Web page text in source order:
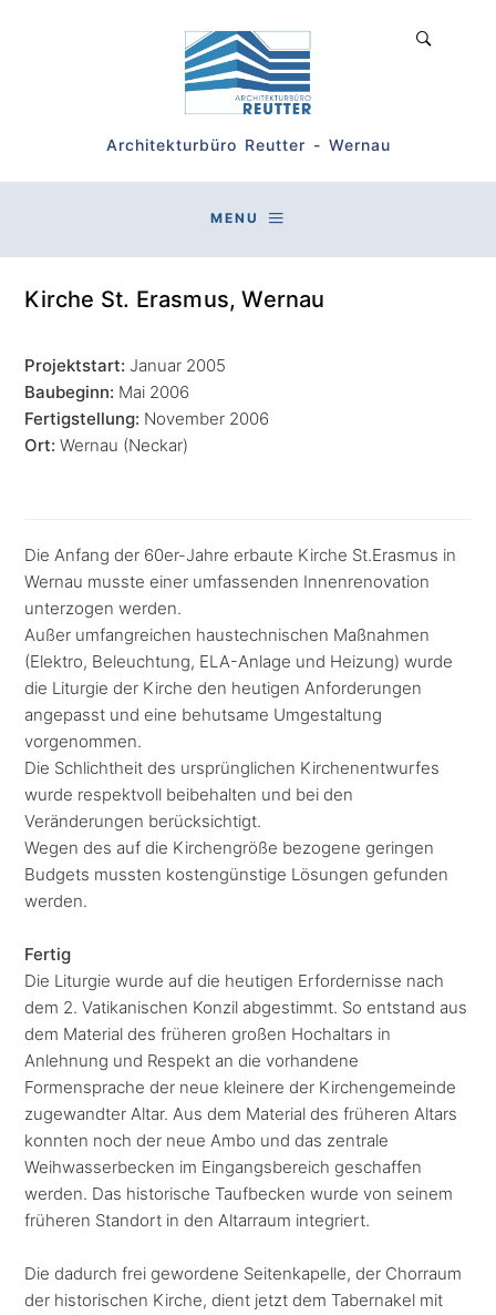
Architekturbüro Reutter - Wernau
MENU
Kirche St. Erasmus, Wernau
Projektstart: Januar 2005
Baubeginn: Mai 2006
Fertigstellung: November 2006
Ort: Wernau (Neckar)
Die Anfang der 60er-Jahre erbaute Kirche St.Erasmus in
Wernau musste einer umfassenden Innenrenovation
unterzogen werden.
Außer umfangreichen haustechnischen Maßnahmen
(Elektro, Beleuchtung, ELA-Anlage und Heizung) wurde
die Liturgie der Kirche den heutigen Anforderungen
angepasst und eine behutsame Umgestaltung
vorgenommen.
Die Schlichtheit des ursprünglichen Kirchenentwurfes
wurde respektvoll beibehalten und bei den
Veränderungen berücksichtigt.
Wegen des auf die Kirchengröße bezogene geringen
Budgets mussten kostengünstige Lösungen gefunden
werden.
Fertig
Die Liturgie wurde auf die heutigen Erfordernisse nach
dem 2. Vatikanischen Konzil abgestimmt. So entstand aus
dem Material des früheren großen Hochaltars in
Anlehnung und Respekt an die vorhandene
Formensprache der neue kleinere der Kirchengemeinde
zugewandter Altar. Aus dem Material des früheren Altars
konnten noch der neue Ambo und das zentrale
Weihwasserbecken im Eingangsbereich geschaffen
werden. Das historische Taufbecken wurde von seinem
früheren Standort in den Altarraum integriert.
Die dadurch frei gewordene Seitenkapelle, der Chorraum
der historischen Kirche, dient jetzt dem Tabernakel mit